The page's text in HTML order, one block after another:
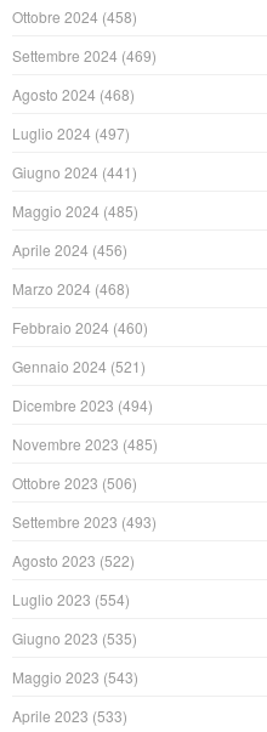
Ottobre 2024 (458)
Settembre 2024 (469)
Agosto 2024 (468)
Luglio 2024 (497)
Giugno 2024 (441)
Maggio 2024 (485)
Aprile 2024 (456)
Marzo 2024 (468)
Febbraio 2024 (460)
Gennaio 2024 (521)
Dicembre 2023 (494)
Novembre 2023 (485)
Ottobre 2023 (506)
Settembre 2023 (493)
Agosto 2023 (522)
Luglio 2023 (554)
Giugno 2023 (535)
Maggio 2023 (543)
Aprile 2023 (533)